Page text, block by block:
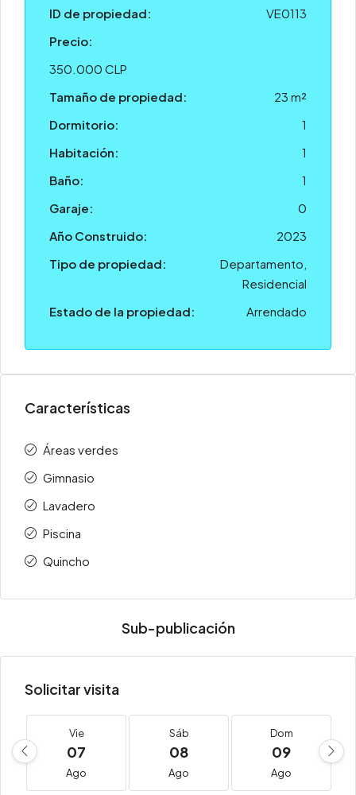
ID de propiedad:
VE0113
Precio:
350.000 CLP
Tamaño de propiedad:
23 m²
Dormitorio:
1
Habitación:
1
Baño:
1
Garaje:
0
Año Construido:
2023
Tipo de propiedad:
Departamento,
Residencial
Estado de la propiedad:
Arrendado
Características
Áreas verdes
Gimnasio
Lavadero
Piscina
Quincho
Sub-publicación
Solicitar visita
Vie
07
Ago
Sáb
08
Ago
Dom
09
Ago